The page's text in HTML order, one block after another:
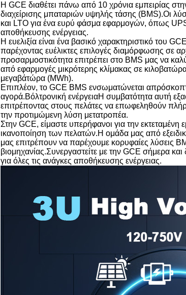
Η GCE διαθέτει πάνω από 10 χρόνια εμπειρίας
διαχείρισης μπαταριών υψηλής τάσης (BMS).Οι
και LTO για ένα ευρύ φάσμα εφαρμογών, όπως
αποθήκευσης ενέργειας.
Η ευελιξία είναι ένα βασικό χαρακτηριστικό του
παρέχοντας ευέλικτες επιλογές διαμόρφωσης σε
προσαρμοστικότητα επιτρέπει στο BMS μας να
από εφαρμογές μικρότερης κλίμακας σε
μεγαβάτώρα (MWh).
Επιπλέον, το GCE BMS ενσωματώνεται
αγορά.Βόλτρονική ενέργειαΗ συμβατότητα αυτή
επιτρέποντας στους πελάτες να επωφεληθούν
την προτιμώμενη λύση μετατροπέα.
Στην GCE, είμαστε υπερήφανοι για την εκτεταμένη
ικανοποίηση των πελατών.Η ομάδα μας από
μας επιτρέπουν να παρέχουμε κορυφαίες λύσεις
βιομηχανίας.Συνεργαστείτε με την GCE σήμερα
για όλες τις ανάγκες αποθήκευσης ενέργειας.